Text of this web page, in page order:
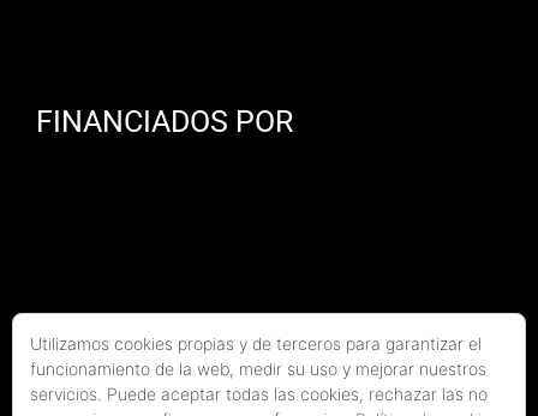
FINANCIADOS POR
Utilizamos cookies propias y de terceros para garantizar el
funcionamiento de la web, medir su uso y mejorar nuestros
servicios. Puede aceptar todas las cookies, rechazar las no